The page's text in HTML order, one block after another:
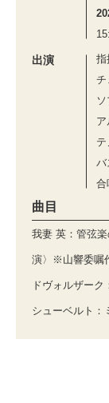
出演
指
チ
バ
合
曲目
我妻 英：管弦
演〉※山響委嘱
ドヴォルザー
シューベルト：